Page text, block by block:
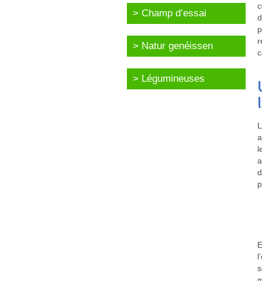
Champ d’essai
Natur genéissen
Légumineuses